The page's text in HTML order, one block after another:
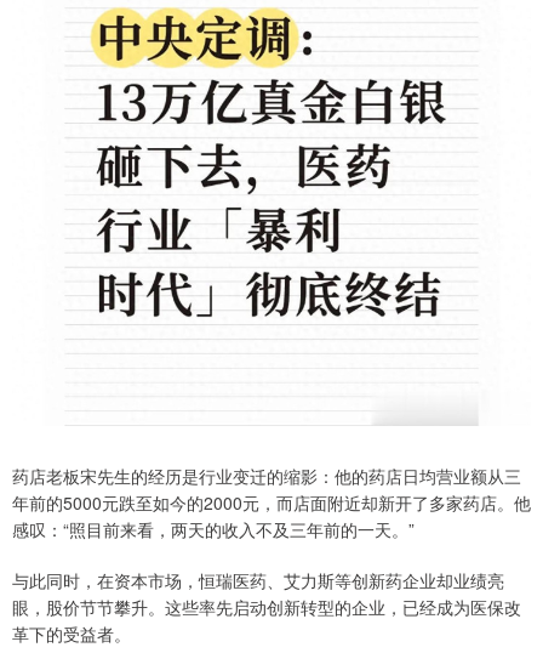
药店老板宋先生的经历是行业变迁的缩影：他的药店日均营业额从三
年前的5000元跌至如今的2000元，而店面附近却新开了多家药店。他
感叹：“照目前来看，两天的收入不及三年前的一天。”
与此同时，在资本市场，恒瑞医药、艾力斯等创新药企业却业绩亮
眼，股价节节攀升。这些率先启动创新转型的企业，已经成为医保改
革下的受益者。